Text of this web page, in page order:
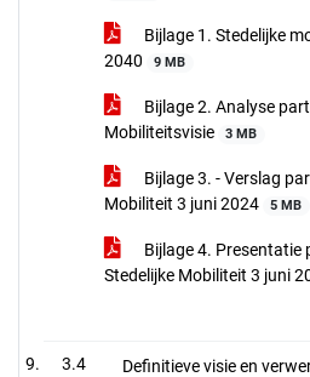
Bijlage 1. Stedelijke
2040
9 MB
Bijlage 2. Analyse
Mobiliteitsvisie
3 MB
Bijlage 3. - Verslag
Mobiliteit 3 juni 2024
5 MB
Bijlage 4. Presentatie
Stedelijke Mobiliteit 3 juni
3.4
Definitieve visie en